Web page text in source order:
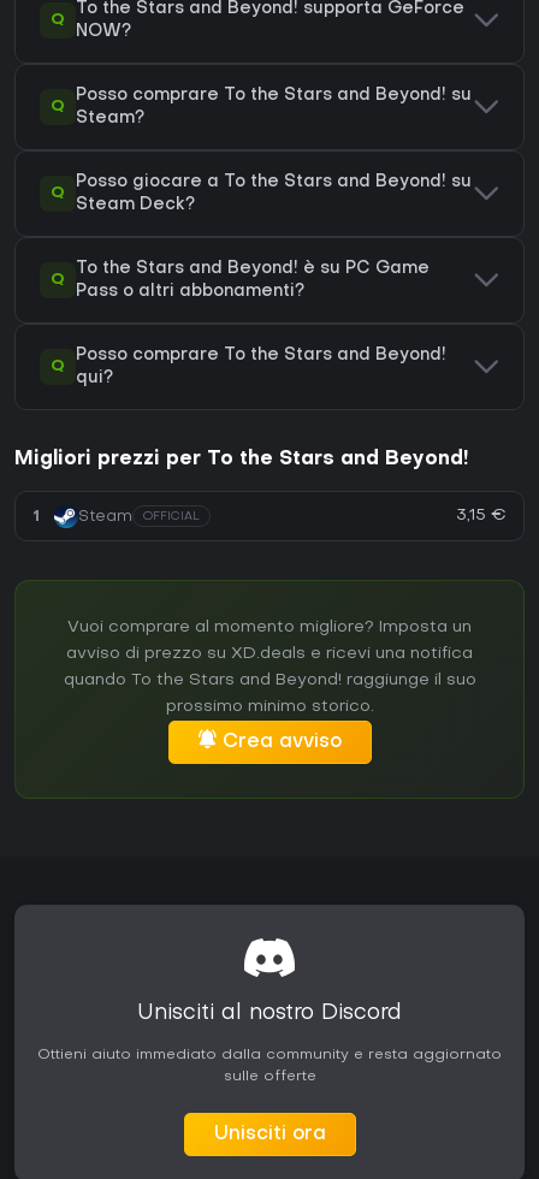
Q
To the Stars and Beyond! supporta GeForce
NOW?
Q
Posso comprare To the Stars and Beyond! su
Steam?
Q
Posso giocare a To the Stars and Beyond! su
Steam Deck?
Q
To the Stars and Beyond! è su PC Game
Pass o altri abbonamenti?
Q
Posso comprare To the Stars and Beyond!
qui?
Migliori prezzi per To the Stars and Beyond!
1 Steam OFFICIAL 3,15 €
Vuoi comprare al momento migliore? Imposta un
avviso di prezzo su XD.deals e ricevi una notifica
quando To the Stars and Beyond! raggiunge il suo
prossimo minimo storico.
Crea avviso
Unisciti al nostro Discord
Ottieni aiuto immediato dalla community e resta aggiornato
sulle offerte
Unisciti ora